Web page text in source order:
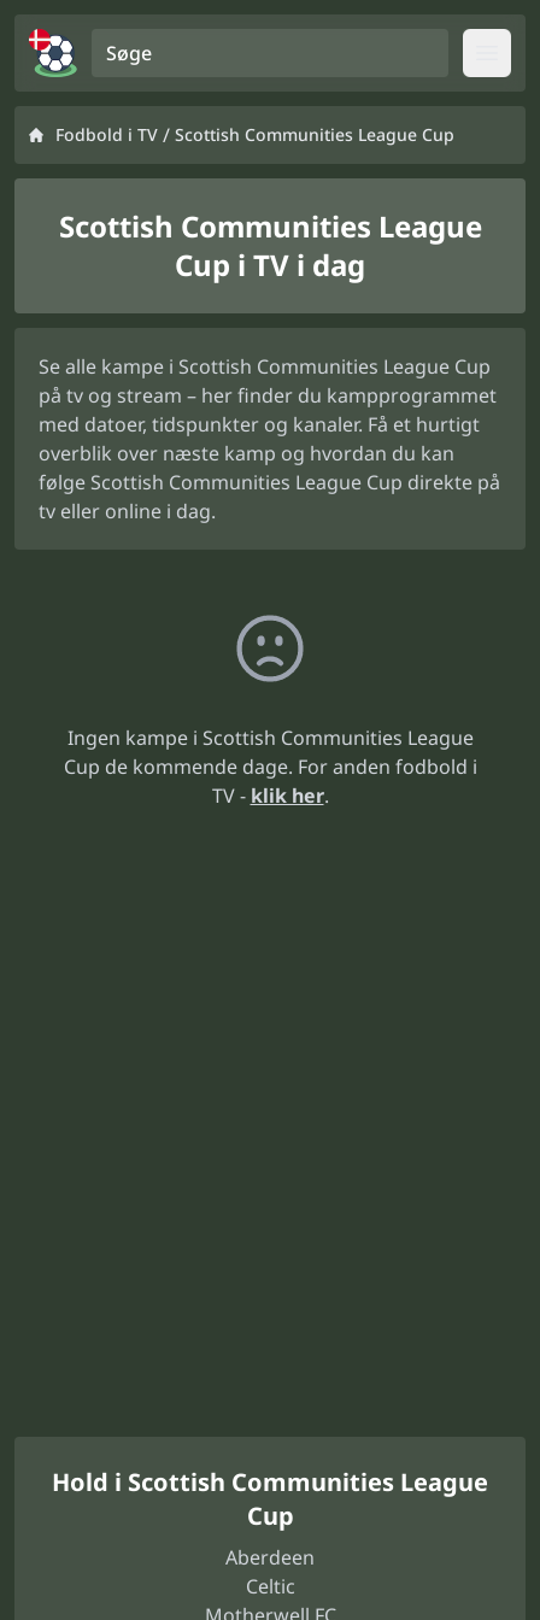
Fodbold i TV / Scottish Communities League Cup
Scottish Communities League
Cup i TV i dag
Se alle kampe i Scottish Communities League Cup
på tv og stream – her finder du kampprogrammet
med datoer, tidspunkter og kanaler. Få et hurtigt
overblik over næste kamp og hvordan du kan
følge Scottish Communities League Cup direkte på
tv eller online i dag.
Ingen kampe i Scottish Communities League
Cup de kommende dage. For anden fodbold i
TV - klik her.
Hold i Scottish Communities League
Cup
Aberdeen
Celtic